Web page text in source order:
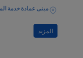
مبنى عمادة خدمة
المزيد